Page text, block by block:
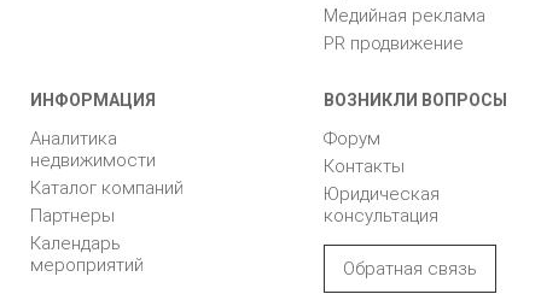
Медийная реклама
PR продвижение
ИНФОРМАЦИЯ
Аналитика
недвижимости
Каталог компаний
Партнеры
Календарь
мероприятий
ВОЗНИКЛИ ВОПРОСЫ
Форум
Контакты
Юридическая
консультация
Обратная связь